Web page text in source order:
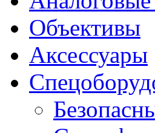
Объективы
Аксессуары